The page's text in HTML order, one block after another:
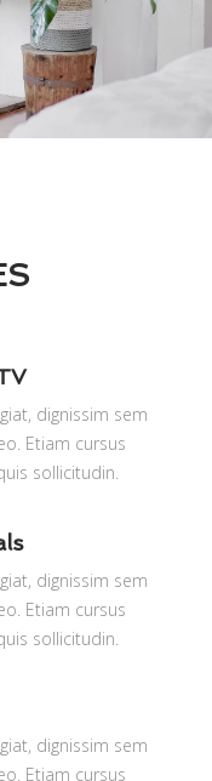
dignissim sem
Etiam cursus
sollicitudin.
dignissim sem
Etiam cursus
sollicitudin.
dignissim sem
Etiam cursus